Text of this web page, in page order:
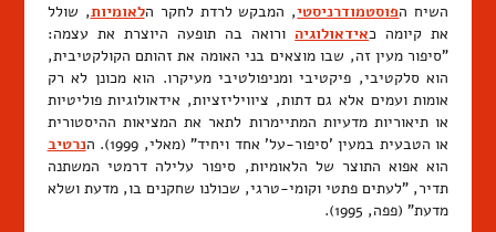
השיח הפוסטמודרניסטי, המבקש לרדת לחקר הלאומיות, שולל
את קיומה כאידאולוגיה ורואה בה תופעה היוצרת את עצמה:
"סיפור מעין זה, שבו מוצאים בני האומה את זהותם הקולקטיבית,
הוא סלקטיבי, פיקטיבי ומניפולטיבי מעיקרו. הוא מכונן לא רק
אומות ועמים אלא גם דתות, ציוויליזציות, אידאולוגיות פוליטיות
או תיאוריות מדעיות המתיימרות לתאר את המציאות ההיסטורית
או הטבעית במעין 'סיפור-על' אחד ויחיד" (מאלי, 1999). ה
נרטיב
הוא אפוא התוצר של הלאומיות, סיפור עלילה דרמטי המשתנה
תדיר, "לעתים פתטי וקומי-טרגי, שכולנו שחקנים בו, מדעת ושלא
מדעת" (פפה, 1995).